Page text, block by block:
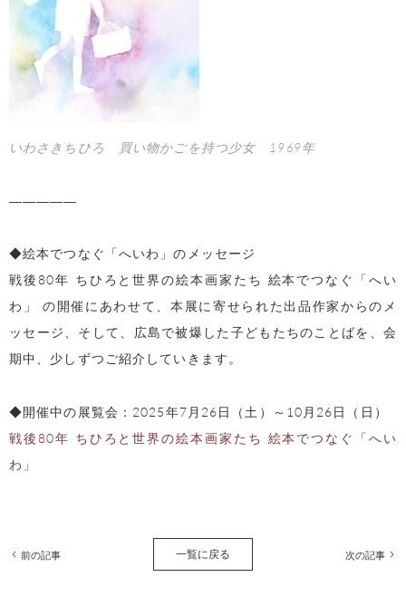
いわさきちひろ 買い物かごを持つ少女 1969年
―――――
◆絵本でつなぐ「へいわ」のメッセージ
戦後80年 ちひろと世界の絵本画家たち 絵本でつなぐ「へい
わ」 の開催にあわせて、本展に寄せられた出品作家からのメ
ッセージ、そして、広島で被爆した子どもたちのことばを、会
期中、少しずつご紹介していきます。
◆開催中の展覧会：2025年7月26日（土）～10月26日（日）
戦後80年 ちひろと世界の絵本画家たち 絵本でつなぐ「へい
わ」
前の記事 一覧に戻る 次の記事